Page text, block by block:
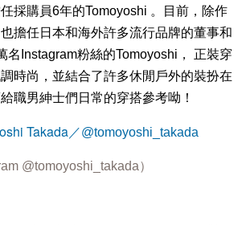
採購員6年的Tomoyoshi 。目前，除作
擔任日本和海外許多流行品牌的董事和
名Instagram粉絲的Tomoyoshi， 正裝穿
時尚，並結合了許多休閒戶外的裝扮在
職男紳士們日常的穿搭參考呦！
Takada／@tomoyoshi_takada
@tomoyoshi_takada）